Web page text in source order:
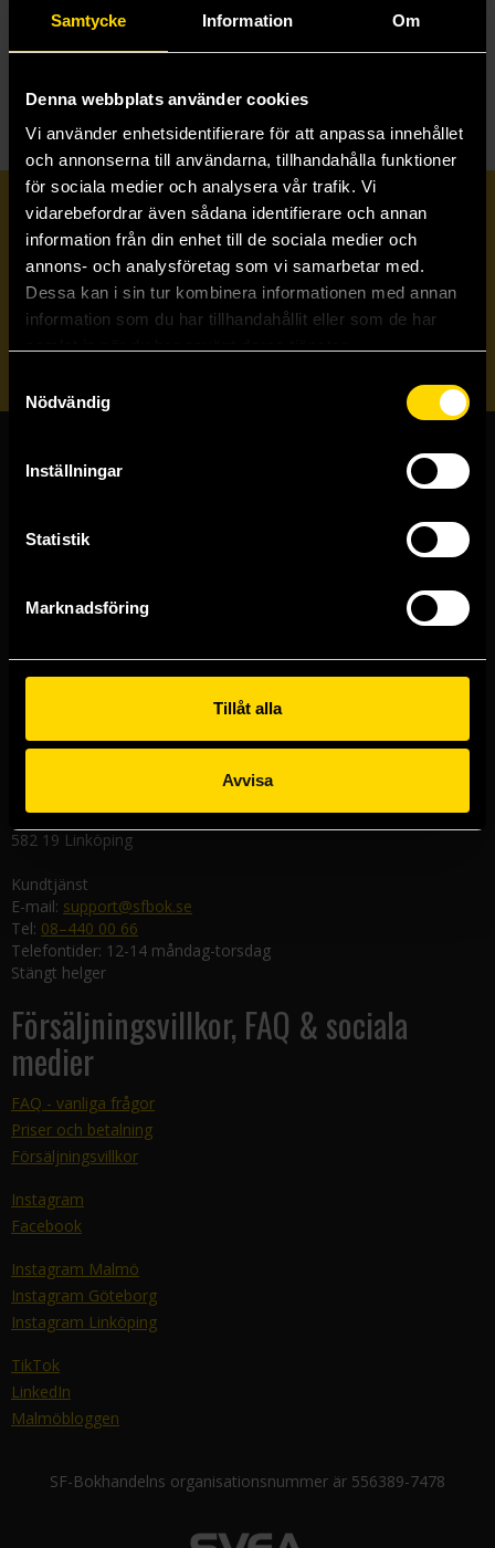
Samtycke Information Om
Denna webbplats använder cookies
Vi använder enhetsidentifierare för att anpassa innehållet
och annonserna till användarna, tillhandahålla funktioner
för sociala medier och analysera vår trafik. Vi
vidarebefordrar även sådana identifierare och annan
information från din enhet till de sociala medier och
annons- och analysföretag som vi samarbetar med.
Dessa kan i sin tur kombinera informationen med annan
information som du har tillhandahållit eller som de har
Nödvändig
Inställningar
Statistik
Marknadsföring
Tillåt alla
Avvisa
Längre leveranstid
Beställ
Prenumerera på vårt nyhetsbrev
Veckobrevet
Skicka
Butiker & kundtjänst
Stockholmsbutiken
Västerlånggatan 48
Göteborgsbutiken
411 19 Göteborg
211 43 Malmö
Nygatan 20
582 19 Linköping
Kundtjänst
E-mail: support@sfbok.se
Tel: 08–440 00 66
Telefontider: 12-14 måndag-torsdag
Stängt helger
Försäljningsvillkor, FAQ & sociala
medier
FAQ - vanliga frågor
Priser och betalning
Försäljningsvillkor
Instagram
Facebook
Instagram Malmö
Instagram Göteborg
Instagram Linköping
TikTok
LinkedIn
Malmöbloggen
SF-Bokhandelns organisationsnummer är 556389-7478